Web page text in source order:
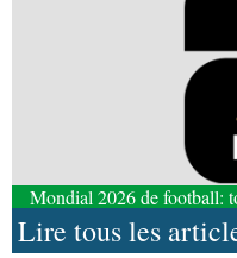
Mondial 2026 de football:
Lire tous les